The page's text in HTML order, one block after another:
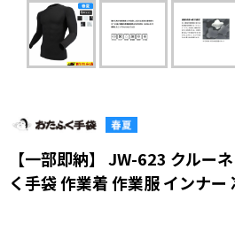
【一部即納】 JW-623 クルー
く手袋 作業着 作業服 インナー